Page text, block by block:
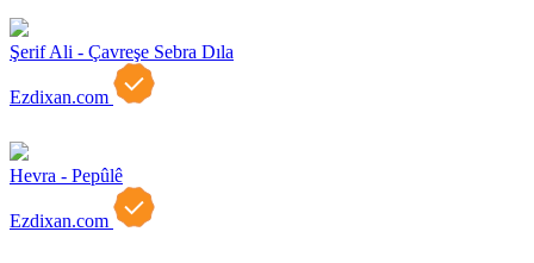
Şerif Ali - Çavreşe Sebra Dıla
Ezdixan.com
Hevra - Pepûlê
Ezdixan.com